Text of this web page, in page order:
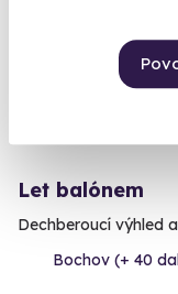
Let balónem
Dechberoucí výhled
Bochov (+ 40